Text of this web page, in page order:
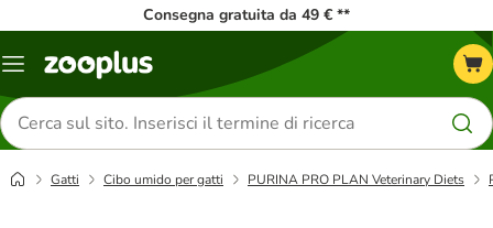
Consegna gratuita da 49 € **
Overview
Cerca
prodotti
Gatti Cibo umido per gatti PURINA PRO PLAN Veterinary Diets